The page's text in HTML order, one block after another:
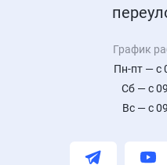
График
Пн-пт — с
Сб — с
Вс — с